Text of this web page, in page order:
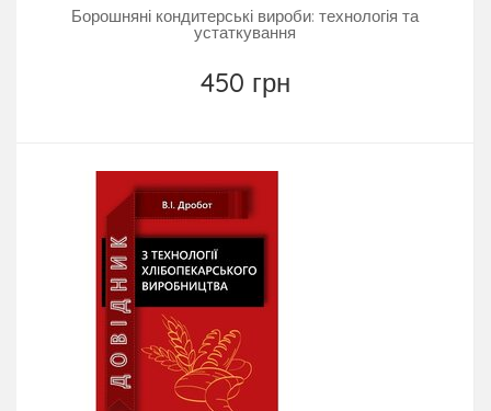
Борошняні кондитерські вироби: технологія та
устаткування
450 грн